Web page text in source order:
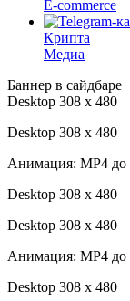
E-commerce
Крипта
Медиа
Баннер в сайдбаре
Desktop 308 х 480
Desktop 308 х 480
Анимация: MP4 до
Desktop 308 х 480
Desktop 308 х 480
Анимация: MP4 до
Desktop 308 х 480